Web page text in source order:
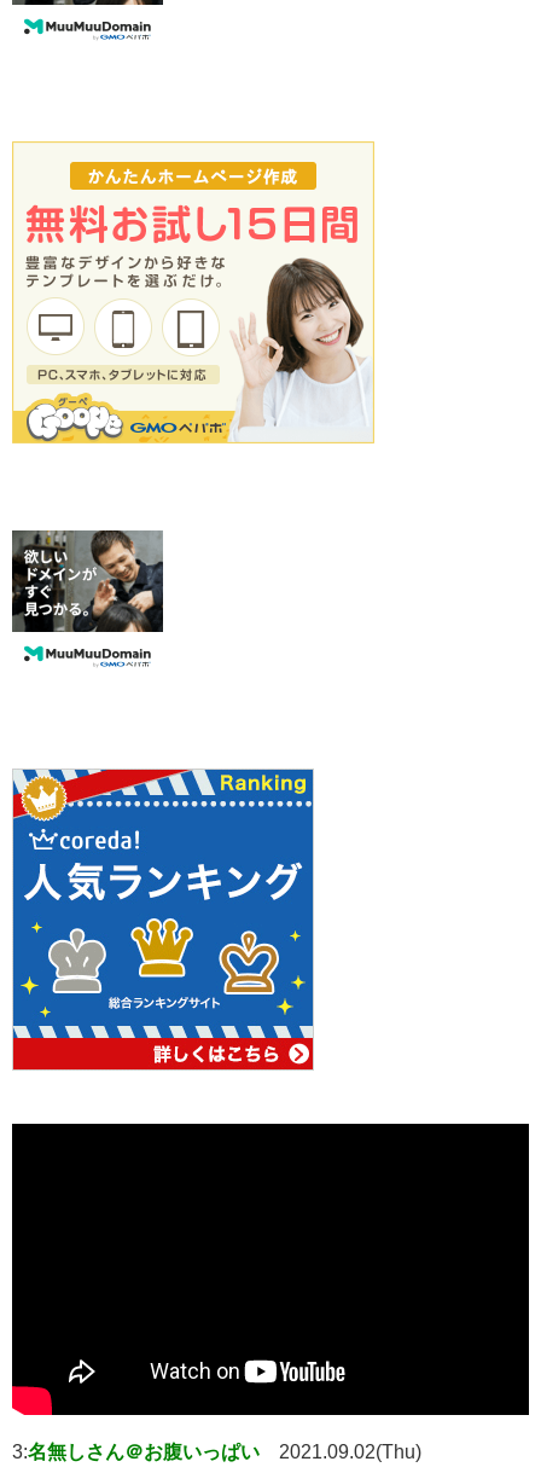
3:名無しさん＠お腹いっぱい 2021.09.02(Thu)